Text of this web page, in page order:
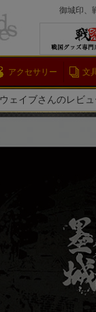
御城印、
アクセサリー 文
ェイブさんのレビュ